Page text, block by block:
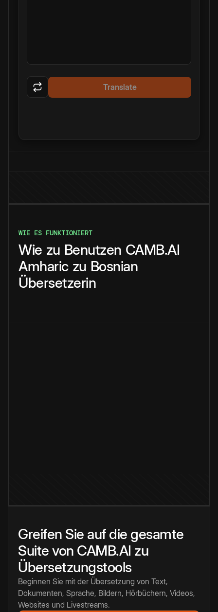
Translate
WIE ES FUNKTIONIERT
Wie zu Benutzen CAMB.AI
Amharic zu Bosnian
Übersetzerin
Greifen Sie auf die gesamte
Suite von CAMB.AI zu
Übersetzungstools
Beginnen Sie mit der Übersetzung von Text,
Dokumenten, Sprache, Bildern, Hörbüchern, Videos,
Websites und Livestreams.